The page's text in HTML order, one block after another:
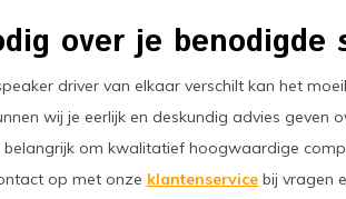
over je benodigde
driver van elkaar verschilt kan het
wij je eerlijk en deskundig advies
belangrijk om kwalitatief hoogwaardige
op met onze klantenservice bij vragen